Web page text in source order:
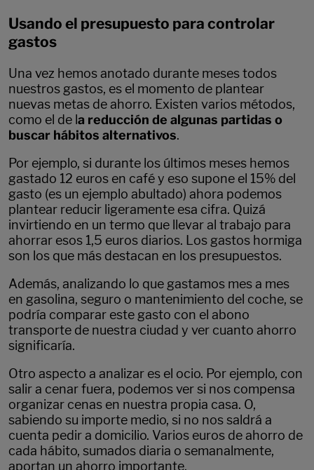
Usando el presupuesto para controlar
gastos
Una vez hemos anotado durante meses todos
nuestros gastos, es el momento de plantear
nuevas metas de ahorro. Existen varios métodos,
como el de l a reducción de algunas partidas o
buscar hábitos alternativos.
Por ejemplo, si durante los últimos meses hemos
gastado 12 euros en café y eso supone el 15% del
gasto (es un ejemplo abultado) ahora podemos
plantear reducir ligeramente esa cifra. Quizá
invirtiendo en un termo que llevar al trabajo para
ahorrar esos 1,5 euros diarios. Los gastos hormiga
son los que más destacan en los presupuestos.
Además, analizando lo que gastamos mes a mes
en gasolina, seguro o mantenimiento del coche, se
podría comparar este gasto con el abono
transporte de nuestra ciudad y ver cuanto ahorro
significaría.
Otro aspecto a analizar es el ocio. Por ejemplo, con
salir a cenar fuera, podemos ver si nos compensa
organizar cenas en nuestra propia casa. O,
sabiendo su importe medio, si no nos saldrá a
cuenta pedir a domicilio. Varios euros de ahorro de
cada hábito, sumados diaria o semanalmente,
aportan un ahorro importante.